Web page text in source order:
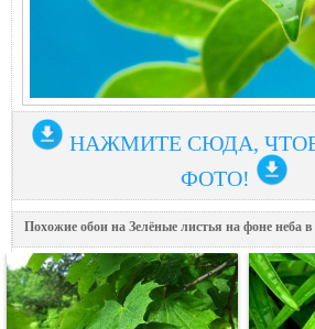
НАЖМИТЕ СЮДА,
ФОТО!
Похожие обои на Зелёные листья на фоне неба